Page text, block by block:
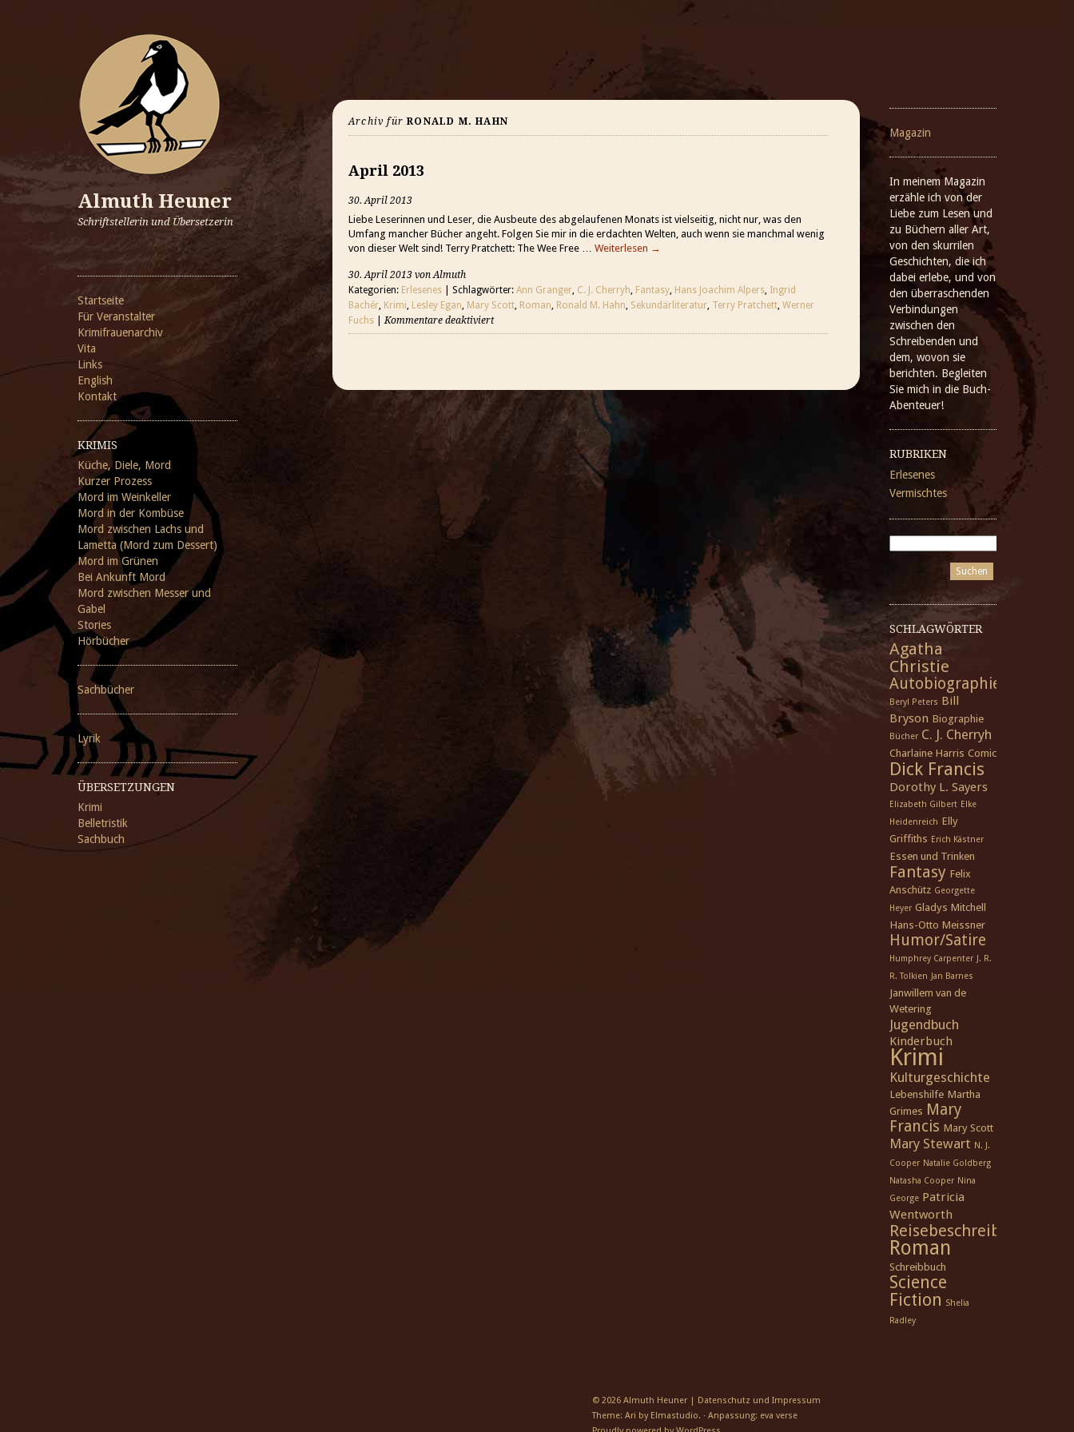
Almuth Heuner
Schriftstellerin und Übersetzerin
Startseite
Für Veranstalter
Krimifrauenarchiv
Vita
Links
English
Kontakt
KRIMIS
Küche, Diele, Mord
Kurzer Prozess
Mord im Weinkeller
Mord in der Kombüse
Mord zwischen Lachs und
Lametta (Mord zum Dessert)
Mord im Grünen
Bei Ankunft Mord
Mord zwischen Messer und
Gabel
Stories
Hörbücher
Sachbücher
Lyrik
ÜBERSETZUNGEN
Krimi
Belletristik
Sachbuch
Archiv fürRONALD M. HAHN
April 2013
30. April 2013
Liebe Leserinnen und Leser, die Ausbeute des abgelaufenen Monats ist vielseitig, nicht nur, was den
Umfang mancher Bücher angeht. Folgen Sie mir in die erdachten Welten, auch wenn sie manchmal wenig
von dieser Welt sind! Terry Pratchett: The Wee Free … Weiterlesen →
30. April 2013 von Almuth
Kategorien: Erlesenes | Schlagwörter: Ann Granger, C. J. Cherryh, Fantasy, Hans Joachim Alpers, Ingrid
Bachér, Krimi, Lesley Egan, Mary Scott, Roman, Ronald M. Hahn, Sekundärliteratur, Terry Pratchett, Werner
Fuchs |Kommentare deaktiviert
Magazin
In meinem Magazin
erzähle ich von der
Liebe zum Lesen und
zu Büchern aller Art,
von den skurrilen
Geschichten, die ich
dabei erlebe, und von
den überraschenden
Verbindungen
zwischen den
Schreibenden und
dem, wovon sie
berichten. Begleiten
Sie mich in die Buch-
Abenteuer!
RUBRIKEN
Erlesenes
Vermischtes
SCHLAGWÖRTER
Agatha
Christie
Autobiographie
Beryl Peters Bill
Bryson Biographie
Bücher C. J. Cherryh
Charlaine Harris Comic
Dick Francis
Dorothy L. Sayers
Elizabeth Gilbert Elke
Heidenreich Elly
Griffiths Erich Kästner
Essen und Trinken
Fantasy Felix
Anschütz Georgette
Heyer Gladys Mitchell
Hans-Otto Meissner
Humor/Satire
Humphrey Carpenter J. R.
R. Tolkien Jan Barnes
Janwillem van de
Wetering
Jugendbuch
Kinderbuch
Krimi
Kulturgeschichte
Lebenshilfe Martha
Grimes Mary
Francis Mary Scott
Mary Stewart N. J.
Cooper Natalie Goldberg
Natasha Cooper Nina
George Patricia
Wentworth
Reisebeschreibung
Roman
Schreibbuch
Science
Fiction Shelia
Radley
© 2026 Almuth Heuner | Datenschutz und Impressum
Theme: Ari by Elmastudio. · Anpassung: eva verse